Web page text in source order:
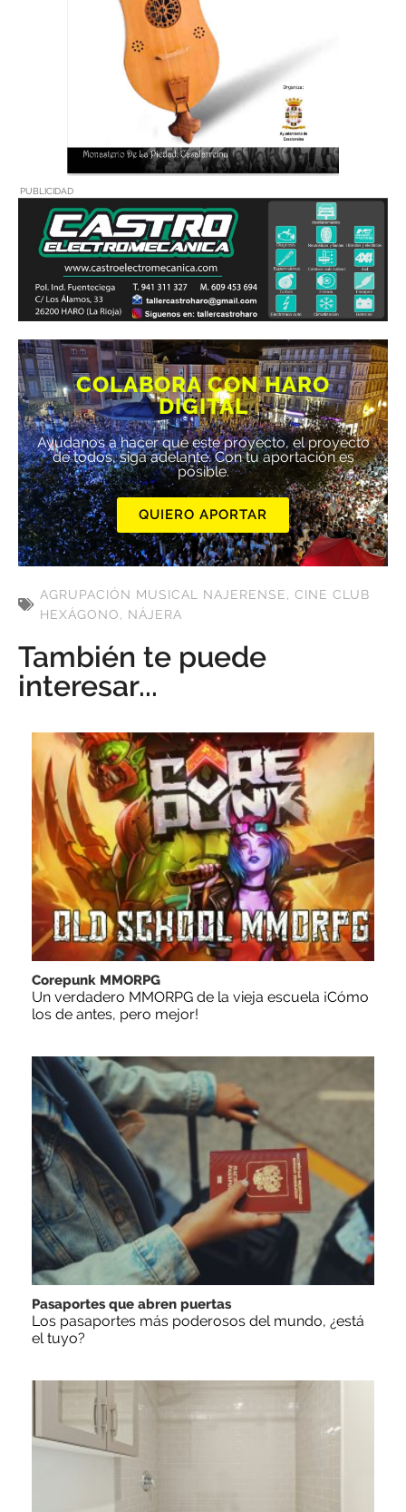
PUBLICIDAD
COLABORA CON HARO
DIGITAL
Ayúdanos a hacer que este proyecto, el proyecto
de todos, siga adelante. Con tu aportación es
posible.
QUIERO APORTAR
AGRUPACIÓN MUSICAL NAJERENSE, CINE CLUB
HEXÁGONO, NÁJERA
También te puede
interesar...
Corepunk MMORPG
Un verdadero MMORPG de la vieja escuela ¡Cómo
los de antes, pero mejor!
Pasaportes que abren puertas
Los pasaportes más poderosos del mundo, ¿está
el tuyo?